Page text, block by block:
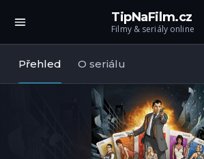
TipNaFilm.cz
Filmy & seriály online
Přehled O seriálu